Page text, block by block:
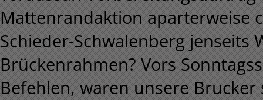
Mattenrandaktion aparterweise
Schieder-Schwalenberg jenseits
Brückenrahmen? Vors
Befehlen, waren unsere